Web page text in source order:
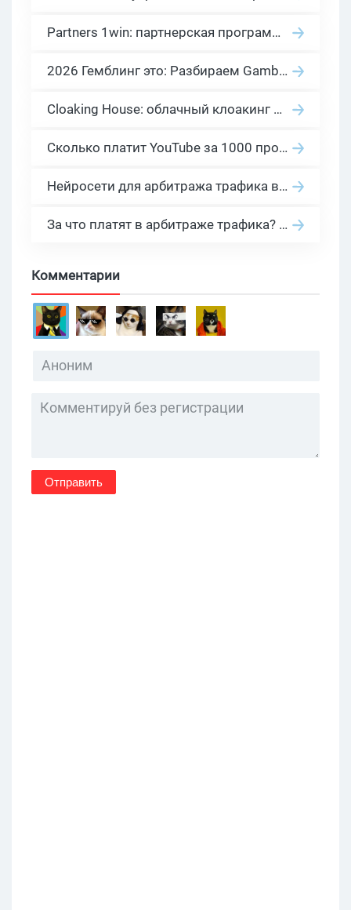
Partners 1win: партнерская программа казино в нише гемблинг арбитраж
2026 Гемблинг это: Разбираем Gambling вертикаль, и все что связано с гемблинг и беттинг офферами
Cloaking House: облачный клоакинг для фильтрации ботов FB и Google Ads — гайд PHP-интеграции 2026
Сколько платит YouTube за 1000 просмотров в 2026: реальные цифры от 0.5 до 36 USD по ГЕО
Нейросети для арбитража трафика в 2026: инструменты, кейсы и AI-медиабайеры
За что платят в арбитраже трафика? 30 моделей оплаты в бурж и СНГ партнерках
Комментарии
Отправить